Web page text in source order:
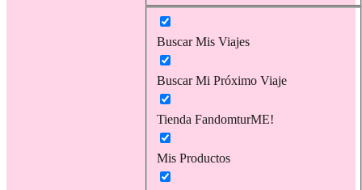
Buscar Mis Viajes
Buscar Mi Próximo Viaje
Tienda FandomturME!
Mis Productos